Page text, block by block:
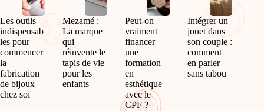
Les outils
indispensab
les pour
commencer
la
fabrication
de bijoux
chez soi
Mezamé :
La marque
qui
réinvente le
tapis de vie
pour les
enfants
Peut-on
vraiment
financer
une
formation
en
esthétique
avec le
CPF ?
Intégrer un
jouet dans
son couple :
comment
en parler
sans tabou